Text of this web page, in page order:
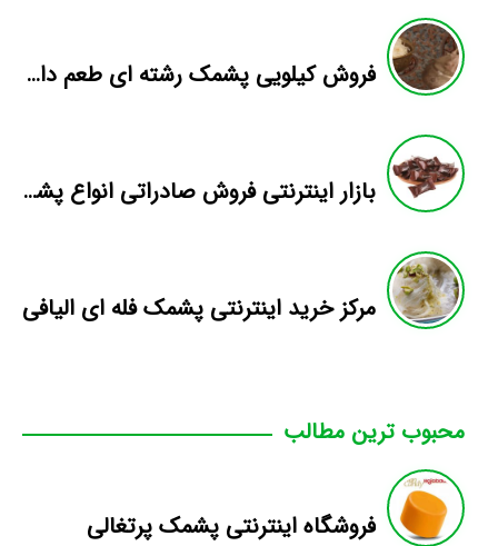
فروش کیلویی پشمک رشته ای طعم دار میوه
بازار اینترنتی فروش صادراتی انواع پشمک الیافی/شکلاتی
مرکز خرید اینترنتی پشمک فله ای الیافی
محبوب ترین مطالب
فروشگاه اینترنتی پشمک پرتغالی